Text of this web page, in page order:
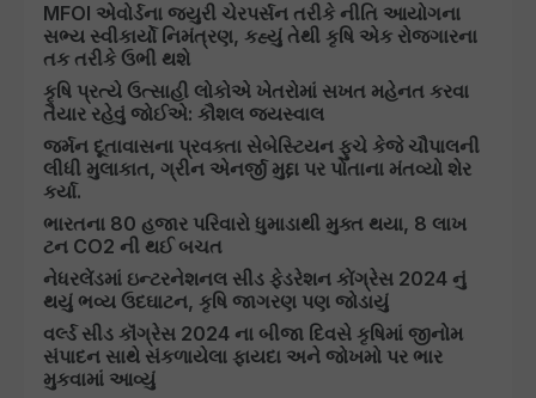
MFOI એવોર્ડના જ્યુરી ચેરપર્સન તરીકે નીતિ આયોગના
સભ્ય સ્વીકાર્યો નિમંત્રણ, કહ્યું તેથી કૃષિ એક રોજગારના
તક તરીકે ઉભી થશે
કૃષિ પ્રત્યે ઉત્સાહી લોકોએ ખેતરોમાં સખત મહેનત કરવા
તૈયાર રહેવું જોઈએ: કૌશલ જયસ્વાલ
જર્મન દૂતાવાસના પ્રવક્તા સેબેસ્ટિયન ફુચે કેજે ચૌપાલની
લીધી મુલાકાત, ગ્રીન એનર્જી મુદ્દા પર પોતાના મંતવ્યો શેર
કર્યા.
ભારતના 80 હજાર પરિવારો ધુમાડાથી મુક્ત થયા, 8 લાખ
ટન CO2 ની થઈ બચત
નેધરલેંડમાં ઇન્ટરનેશનલ સીડ ફેડરેશન કોંગ્રેસ 2024 નું
થયું ભવ્ય ઉદઘાટન, કૃષિ જાગરણ પણ જોડાયું
વર્લ્ડ સીડ કૉંગ્રેસ 2024 ના બીજા દિવસે કૃષિમાં જીનોમ
સંપાદન સાથે સંકળાયેલા ફાયદા અને જોખમો પર ભાર
મુકવામાં આવ્યું